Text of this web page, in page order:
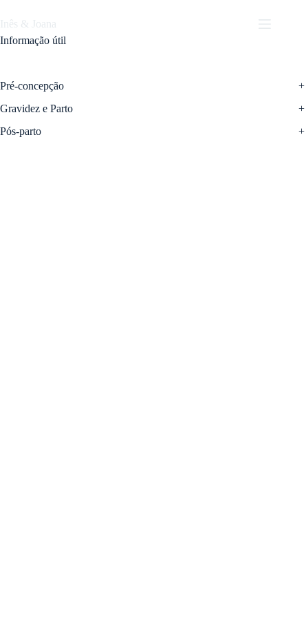
para
o
conteúdo
Inês & Joana
Informação útil
Pré-concepção
+
Gravidez e Parto
+
Pós-parto
+